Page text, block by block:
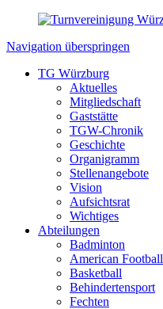
Navigation überspringen
TG Würzburg
Aktuelles
Mitgliedschaft
Gaststätte
TGW-Chronik
Geschichte
Organigramm
Stellenangebote
Vision
Aufsichtsrat
Wichtiges
Abteilungen
Badminton
American Football
Basketball
Behindertensport
Fechten